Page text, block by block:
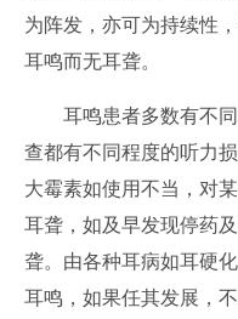
为阵发，亦可为持续性
耳鸣而无耳聋。
耳鸣患者多数有不同
查都有不同程度的听力
大霉素如使用不当，对
耳聋，如及早发现停药
聋。由各种耳病如耳硬
耳鸣，如果任其发展，